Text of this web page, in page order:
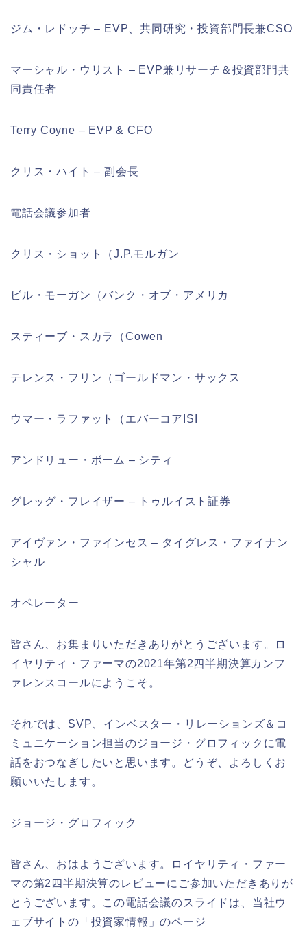
ジム・レドッチ – EVP、共同研究・投資部門長兼CSO
マーシャル・ウリスト – EVP兼リサーチ＆投資部門共
同責任者
Terry Coyne – EVP & CFO
クリス・ハイト – 副会長
電話会議参加者
クリス・ショット（J.P.モルガン
ビル・モーガン（バンク・オブ・アメリカ
スティーブ・スカラ（Cowen
テレンス・フリン（ゴールドマン・サックス
ウマー・ラファット（エバーコアISI
アンドリュー・ボーム – シティ
グレッグ・フレイザー – トゥルイスト証券
アイヴァン・ファインセス – タイグレス・ファイナン
シャル
オペレーター
皆さん、お集まりいただきありがとうございます。ロ
イヤリティ・ファーマの2021年第2四半期決算カンフ
ァレンスコールにようこそ。
それでは、SVP、インベスター・リレーションズ＆コ
ミュニケーション担当のジョージ・グロフィックに電
話をおつなぎしたいと思います。どうぞ、よろしくお
願いいたします。
ジョージ・グロフィック
皆さん、おはようございます。ロイヤリティ・ファー
マの第2四半期決算のレビューにご参加いただきありが
とうございます。この電話会議のスライドは、当社ウ
ェブサイトの「投資家情報」のページ